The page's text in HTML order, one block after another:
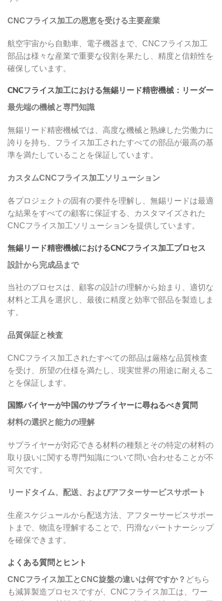
CNCフライス加工の恩恵を受ける主要産業
航空宇宙から自動車、電子機器まで、CNCフライス加工
部品は様々な産業で重要な役割を果たし、精度と信頼性を
確保しています。
CNCフライス加工における無錫リード精密機械：リーダー
最先端の機械と専門知識
無錫リード精密機械では、高度な機械と熟練した労働力に
誇りを持ち、フライス加工されたすべての部品が最高の基
準を満たしていることを保証しています。
カスタムCNCフライス加工ソリューション
各プロジェクトの固有の要件を理解し、無錫リードは最適
な結果をすべての顧客に保証する、カスタマイズされた
CNCフライス加工ソリューションを提供しています。
無錫リード精密機械におけるCNCフライス加工プロセス
設計から完成品まで
当社のプロセスは、顧客の設計の理解から始まり、適切な
材料と工具を選択し、最後に精度と効率で部品を製造しま
す。
品質保証と検査
CNCフライス加工されたすべての部品は厳格な品質検査
を受け、所望の仕様を満たし、現実世界の用途に耐えるこ
とを保証します。
国際バイヤーが中国のサプライヤーに尋ねるべき質問
材料の選択と能力の理解
サプライヤーが対応できる材料の種類とその特定の材料の
取り扱いに関する専門知識について問い合わせることが不
可欠です。
リードタイム、配送、およびアフターサービスサポート
生産スケジュールから配送方法、アフターサービスサポー
トまで、物流を理解することで、円滑なパートナーシップ
を確保できます。
よくある質問とヒント
CNCフライス加工とCNC旋盤の違いは何ですか？ どちら
も減算製造プロセスですが、CNCフライス加工は、ワー